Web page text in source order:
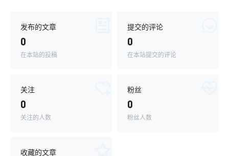
发布的文章
0
在本站的投稿
提交的评论
0
在本站提交的评论
关注
0
关注的人数
粉丝
0
粉丝人数
收藏的文章